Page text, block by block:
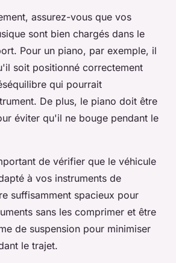
assurez-vous que vos
sont bien chargés dans le
Pour un piano, par exemple, il
soit positionné correctement
qui pourrait
De plus, le piano doit être
éviter qu'il ne bouge pendant le
de vérifier que le véhicule
à vos instruments de
suffisamment spacieux pour
sans les comprimer et être
de suspension pour minimiser
le trajet.